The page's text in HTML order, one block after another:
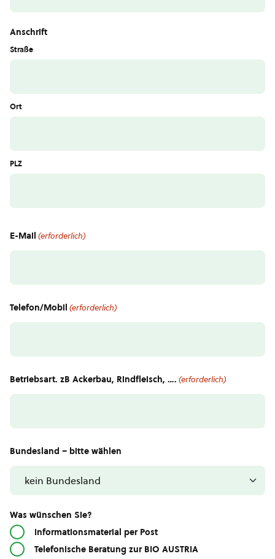
Anschrift
Straße
Ort
PLZ
E-Mail (erforderlich)
Telefon/Mobil (erforderlich)
Betriebsart. zB Ackerbau, Rindfleisch, …. (erforderlich)
Bundesland – bitte wählen
Was wünschen Sie?
Informationsmaterial per Post
Telefonische Beratung zur BIO AUSTRIA